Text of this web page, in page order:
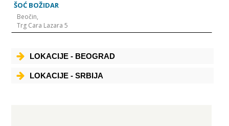
ŠOĆ BOŽIDAR
Beočin,
Trg Cara Lazara 5
LOKACIJE - BEOGRAD
LOKACIJE - SRBIJA